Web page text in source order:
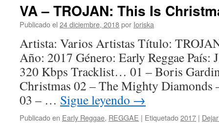
VA – TROJAN: This Is
Publicado el 24 diciembre, 2018por Ioriska
Artista: Varios Artistas Título:
Año: 2017 Género: Early Reggae País:
320 Kbps Tracklist… 01 – Boris
Christmas 02 – The Mighty Diamonds
03 – … Sigue leyendo →
Publicado en Early Reggae, REGGAE | Etiquetado2017 |